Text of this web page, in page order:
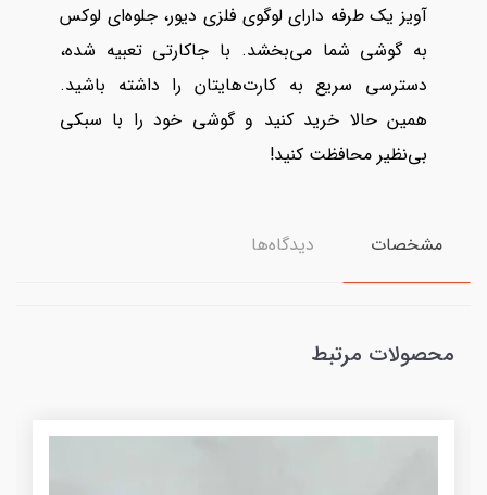
آویز یک طرفه دارای لوگوی فلزی دیور، جلوه‌ای لوکس
به گوشی شما می‌بخشد. با جاکارتی تعبیه شده،
دسترسی سریع به کارت‌هایتان را داشته باشید.
همین حالا خرید کنید و گوشی خود را با سبکی
بی‌نظیر محافظت کنید!
مشخصات دیدگاه‌ها
محصولات مرتبط